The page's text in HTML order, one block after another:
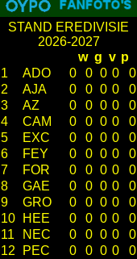
STAND EREDIVISIE
2026-2027
w g v p
1
ADO 0 0 0 0
0
2
AJA 0 0 0 0
0
3
AZ 0 0 0 0
0
4
CAM 0 0 0 0
0
5
EXC 0 0 0 0
0
6
FEY 0 0 0 0
0
7
FOR 0 0 0 0
0
8
GAE 0 0 0 0
0
9
GRO 0 0 0 0
0
10
HEE 0 0 0 0
0
11
NEC 0 0 0 0
0
12
PEC 0 0 0 0
0